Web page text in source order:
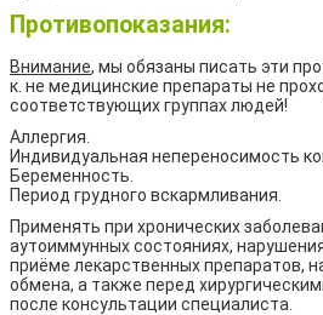
Противопоказания:
Внимание, мы обязаны писать эти
к. не медицинские препараты не
соответствующих группах людей!
Аллергия.
Индивидуальная непереносимость
Беременность.
Период грудного вскармливания.
Применять при хронических
аутоиммунных состояниях,
приёме лекарственных препаратов,
обмена, а также перед
после консультации специалиста.